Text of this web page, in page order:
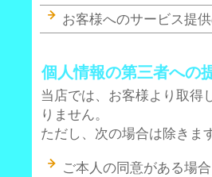
お客様へのサービス提
個人情報の第三者への
当店では、お客様より取得
りません。
ただし、次の場合は除きま
ご本人の同意がある場合